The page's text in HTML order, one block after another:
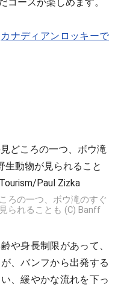
カナディアンロッキーで
ろの一つ、ボウ滝のすぐ
られることも (C) Banff
や身長制限があって、
、バンフから出発する
、緩やかな流れを下っ